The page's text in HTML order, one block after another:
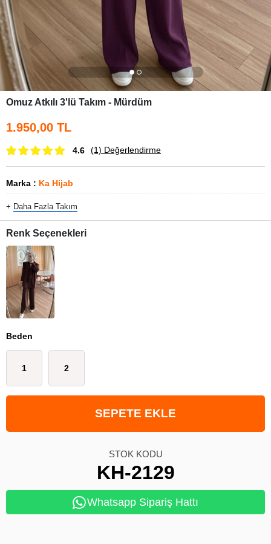
Omuz Atkılı 3'lü Takım - Mürdüm
1.950,00 TL
4.6 (1) Değerlendirme
Marka : Ka Hijab
+ Daha Fazla Takım
Renk Seçenekleri
Beden
1 2
STOK KODU
KH-2129
Whatsapp Sipariş Hattı